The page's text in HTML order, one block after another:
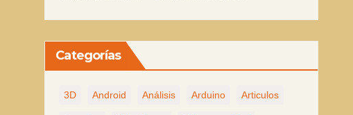
Categorías
3D Android Análisis Arduino Articulos